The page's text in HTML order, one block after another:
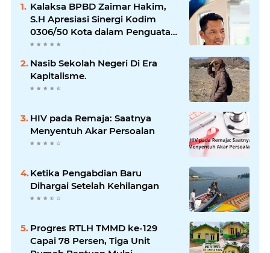
Kalaksa BPBD Zaimar Hakim,
S.H Apresiasi Sinergi Kodim
0306/50 Kota dalam Penguatan
Mitigasi dan Penanganan
Bencana
Nasib Sekolah Negeri Di Era
Kapitalisme.
HIV pada Remaja: Saatnya
Menyentuh Akar Persoalan
Ketika Pengabdian Baru
Dihargai Setelah Kehilangan
Progres RTLH TMMD ke-129
Capai 78 Persen, Tiga Unit